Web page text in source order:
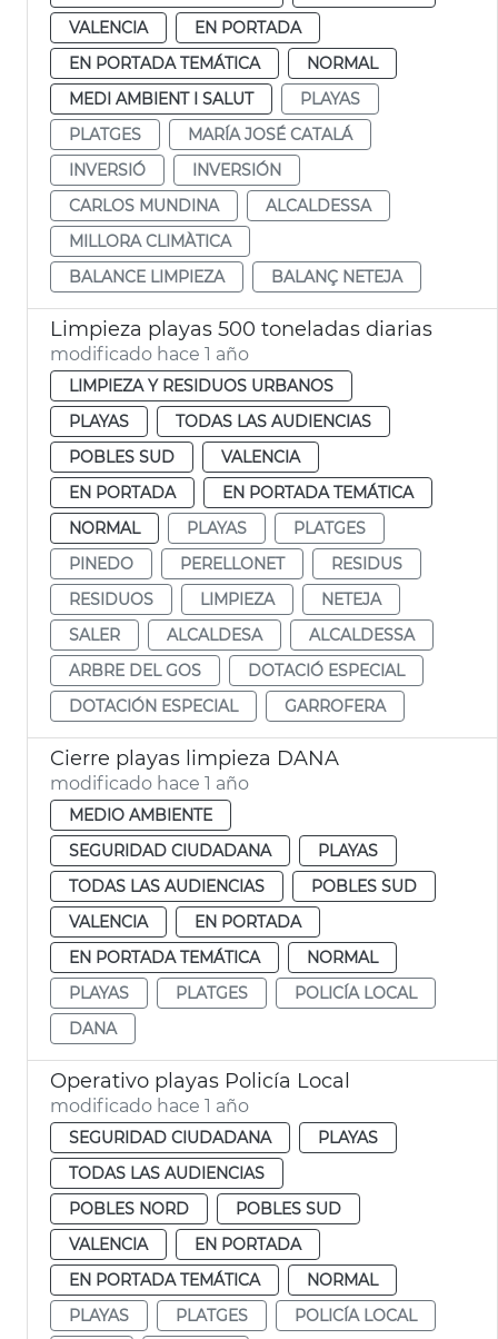
VALENCIA
EN PORTADA
EN PORTADA TEMÁTICA
NORMAL
MEDI AMBIENT I SALUT
PLAYAS
PLATGES
MARÍA JOSÉ CATALÁ
INVERSIÓ
INVERSIÓN
CARLOS MUNDINA
ALCALDESSA
MILLORA CLIMÀTICA
BALANCE LIMPIEZA
BALANÇ NETEJA
Limpieza playas 500 toneladas diarias
modificado hace 1 año
LIMPIEZA Y RESIDUOS URBANOS
PLAYAS
TODAS LAS AUDIENCIAS
POBLES SUD
VALENCIA
EN PORTADA
EN PORTADA TEMÁTICA
NORMAL
PLAYAS
PLATGES
PINEDO
PERELLONET
RESIDUS
RESIDUOS
LIMPIEZA
NETEJA
SALER
ALCALDESA
ALCALDESSA
ARBRE DEL GOS
DOTACIÓ ESPECIAL
DOTACIÓN ESPECIAL
GARROFERA
Cierre playas limpieza DANA
modificado hace 1 año
MEDIO AMBIENTE
SEGURIDAD CIUDADANA
PLAYAS
TODAS LAS AUDIENCIAS
POBLES SUD
VALENCIA
EN PORTADA
EN PORTADA TEMÁTICA
NORMAL
PLAYAS
PLATGES
POLICÍA LOCAL
DANA
Operativo playas Policía Local
modificado hace 1 año
SEGURIDAD CIUDADANA
PLAYAS
TODAS LAS AUDIENCIAS
POBLES NORD
POBLES SUD
VALENCIA
EN PORTADA
EN PORTADA TEMÁTICA
NORMAL
PLAYAS
PLATGES
POLICÍA LOCAL